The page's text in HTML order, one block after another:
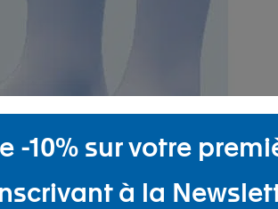
-10% sur votre
à la